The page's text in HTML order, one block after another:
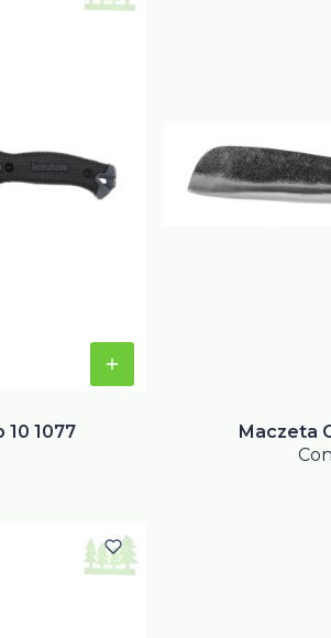
1077
Maczeta